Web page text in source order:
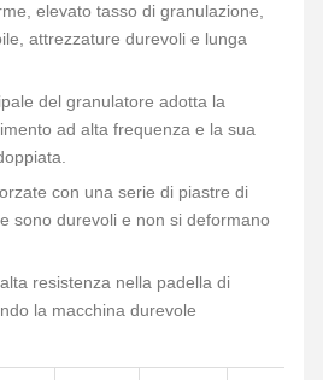
elevato tasso di granulazione,
attrezzature durevoli e lunga
del granulatore adotta la
ad alta frequenza e la sua
con una serie di piastre di
sono durevoli e non si deformano
resistenza nella padella di
la macchina durevole